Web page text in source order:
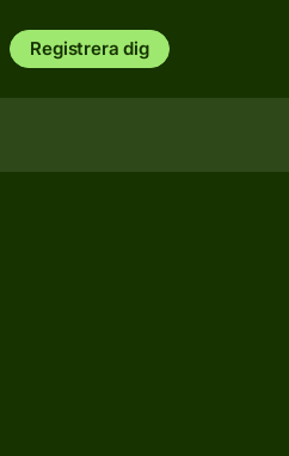
Registrera dig